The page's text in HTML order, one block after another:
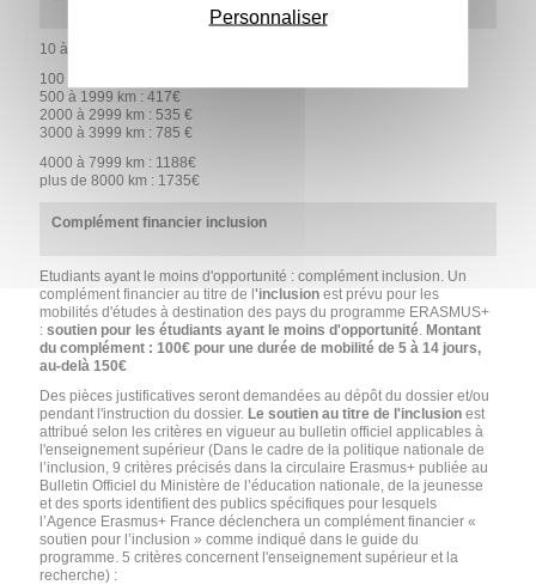
10 à 99km : 56€
100 à 499 km : 285€
500 à 1999 km : 417€
2000 à 2999 km : 535 €
3000 à 3999 km : 785 €
4000 à 7999 km : 1188€
plus de 8000 km : 1735€
Complément financier inclusion
Etudiants ayant le moins d'opportunité : complément inclusion. Un
complément financier au titre de l'inclusion est prévu pour les
mobilités d'études à destination des pays du programme ERASMUS+
:soutien pour les étudiants ayant le moins d'opportunité .Montant
du complément : 100€ pour une durée de mobilité de 5 à 14 jours,
au-delà 150€
Des pièces justificatives seront demandées au dépôt du dossier et/ou
pendant l'instruction du dossier.Le soutien au titre de l'inclusionest
attribué selon les critères en vigueur au bulletin officiel applicables à
l'enseignement supérieur (Dans le cadre de la politique nationale de
l’inclusion, 9 critères précisés dans la circulaire Erasmus+ publiée au
Bulletin Officiel du Ministère de l’éducation nationale, de la jeunesse
et des sports identifient des publics spécifiques pour lesquels
l’Agence Erasmus+ France déclenchera un complément financier «
soutien pour l’inclusion » comme indiqué dans le guide du
programme. 5 critères concernent l'enseignement supérieur et la
recherche) :
Personnaliser